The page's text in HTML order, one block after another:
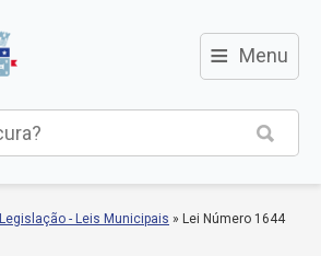
≡ Menu
Legislação - Leis Municipais » Lei Número 1644